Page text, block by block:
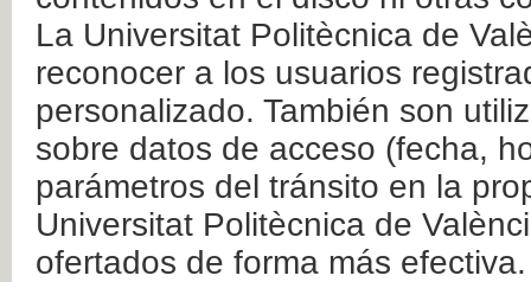
La Universitat Politècnica de
reconocer a los usuarios
personalizado. También son
sobre datos de acceso (fecha,
parámetros del tránsito en la
Universitat Politècnica de
ofertados de forma más efectiva.